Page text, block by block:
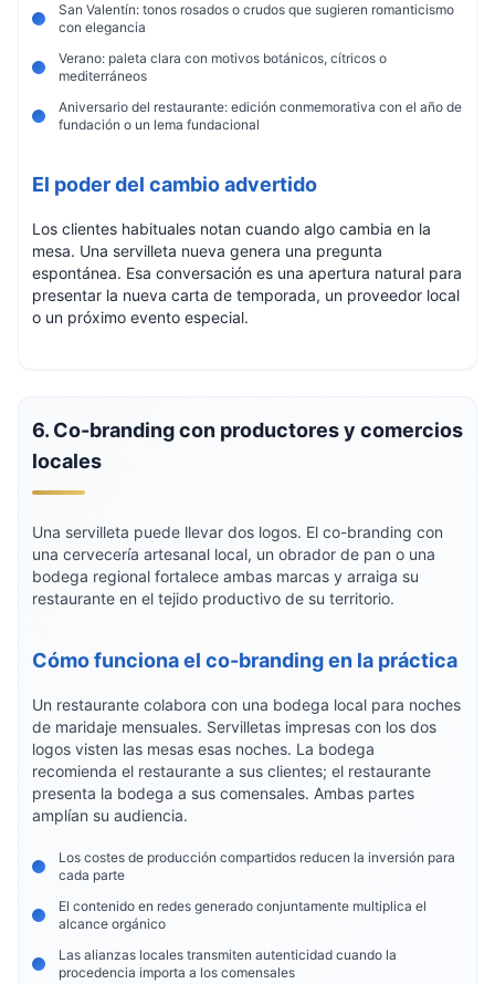
San Valentín: tonos rosados o crudos que sugieren romanticismo
con elegancia
Verano: paleta clara con motivos botánicos, cítricos o
mediterráneos
Aniversario del restaurante: edición conmemorativa con el año de
fundación o un lema fundacional
El poder del cambio advertido
Los clientes habituales notan cuando algo cambia en la
mesa. Una servilleta nueva genera una pregunta
espontánea. Esa conversación es una apertura natural para
presentar la nueva carta de temporada, un proveedor local
o un próximo evento especial.
6. Co-branding con productores y comercios
locales
Una servilleta puede llevar dos logos. El co-branding con
una cervecería artesanal local, un obrador de pan o una
bodega regional fortalece ambas marcas y arraiga su
restaurante en el tejido productivo de su territorio.
Cómo funciona el co-branding en la práctica
Un restaurante colabora con una bodega local para noches
de maridaje mensuales. Servilletas impresas con los dos
logos visten las mesas esas noches. La bodega
recomienda el restaurante a sus clientes; el restaurante
presenta la bodega a sus comensales. Ambas partes
amplían su audiencia.
Los costes de producción compartidos reducen la inversión para
cada parte
El contenido en redes generado conjuntamente multiplica el
alcance orgánico
Las alianzas locales transmiten autenticidad cuando la
procedencia importa a los comensales